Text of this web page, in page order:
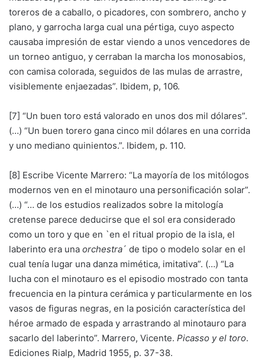
toreros de a caballo, o picadores, con sombrero, ancho y
plano, y garrocha larga cual una pértiga, cuyo aspecto
causaba impresión de estar viendo a unos vencedores de
un torneo antiguo, y cerraban la marcha los monosabios,
con camisa colorada, seguidos de las mulas de arrastre,
visiblemente enjaezadas”. Ibidem, p, 106.
[7] “Un buen toro está valorado en unos dos mil dólares”.
(…) “Un buen torero gana cinco mil dólares en una corrida
y uno mediano quinientos.”. Ibidem, p. 110.
[8] Escribe Vicente Marrero: “La mayoría de los mitólogos
modernos ven en el minotauro una personificación solar”.
(…) “… de los estudios realizados sobre la mitología
cretense parece deducirse que el sol era considerado
como un toro y que en `en el ritual propio de la isla, el
laberinto era una orchestra´ de tipo o modelo solar en el
cual tenía lugar una danza mimética, imitativa”. (…) “La
lucha con el minotauro es el episodio mostrado con tanta
frecuencia en la pintura cerámica y particularmente en los
vasos de figuras negras, en la posición característica del
héroe armado de espada y arrastrando al minotauro para
sacarlo del laberinto”. Marrero, Vicente. Picasso y el toro.
Ediciones Rialp, Madrid 1955, p. 37-38.